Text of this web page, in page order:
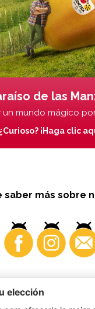
de las
un mundo mágico
¡Haga clic
saber más sobre
Business